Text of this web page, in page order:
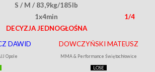
S / M / 83,9kg/185lb
1x4min
1/4
DECYZJA JEDNOGŁOŚNA
DAWID
Opole
DOWCZYŃSKI MATEUSZ
MMA & Performance Świętochłowice
LOSE